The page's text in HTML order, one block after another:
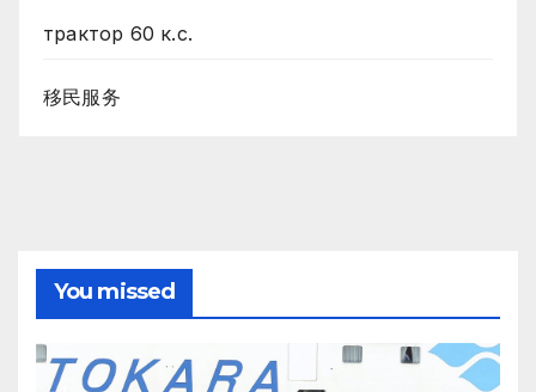
трактор 60 к.с.
移民服务
You missed